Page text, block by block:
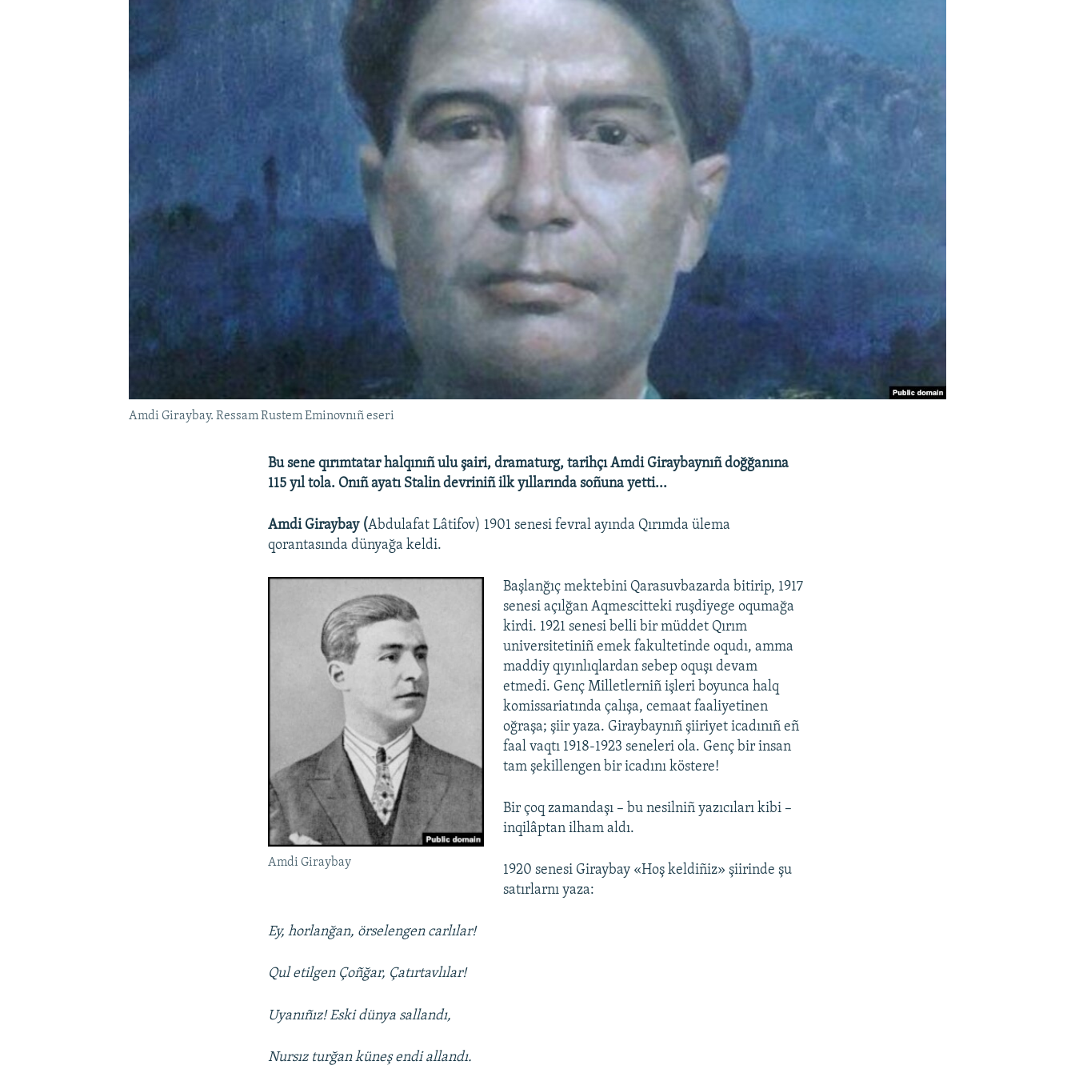
Amdi Giraybay. Ressam Rustem Eminovnıñ eseri
Bu sene qırımtatar halqınıñ ulu şairi, dramaturg, tarihçı Amdi Giraybaynıñ doğğanına
115 yıl tola. Onıñ ayatı Stalin devriniñ ilk yıllarında soñuna yetti...
Amdi Giraybay (Abdulafat Lâtifov) 1901 senesi fevral ayında Qırımda ülema
qorantasında dünyağa keldi.
Amdi Giraybay
Başlanğıç mektebini Qarasuvbazarda bitirip, 1917
senesi açılğan Aqmescitteki ruşdiyege oqumağa
kirdi. 1921 senesi belli bir müddet Qırım
universitetiniñ emek fakultetinde oqudı, amma
maddiy qıyınlıqlardan sebep oquşı devam
etmedi. Genç Milletlerniñ işleri boyunca halq
komissariatında çalışa, cemaat faaliyetinen
oğraşa; şiir yaza. Giraybaynıñ şiiriyet icadınıñ eñ
faal vaqtı 1918-1923 seneleri ola. Genç bir insan
tam şekillengen bir icadını köstere!
Bir çoq zamandaşı – bu nesilniñ yazıcıları kibi –
inqilâptan ilham aldı.
1920 senesi Giraybay «Hoş keldiñiz» şiirinde şu
satırlarnı yaza:
Ey, horlanğan, örselengen carlılar!
Qul etilgen Çoñğar, Çatırtavlılar!
Uyanıñız! Eski dünya sallandı,
Nursız turğan küneş endi allandı.